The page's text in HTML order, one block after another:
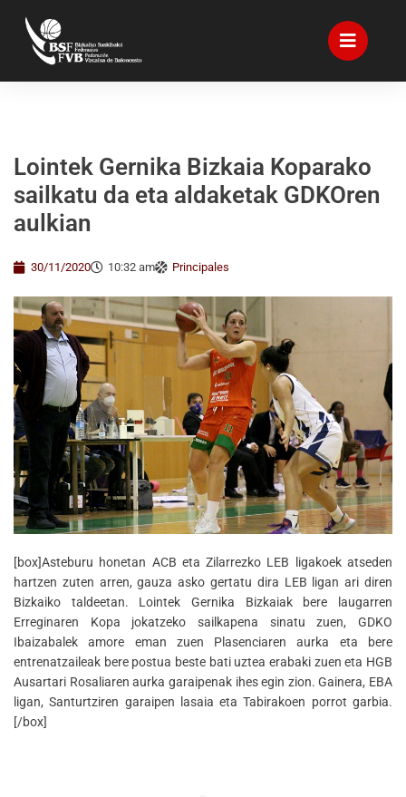
Lointek Gernika Bizkaia Koparako
sailkatu da eta aldaketak GDKOren
aulkian
30/11/2020 10:32 am Principales
[box]Asteburu honetan ACB eta Zilarrezko LEB ligakoek atseden
hartzen zuten arren, gauza asko gertatu dira LEB ligan ari diren
Bizkaiko taldeetan. Lointek Gernika Bizkaiak bere laugarren
Erreginaren Kopa jokatzeko sailkapena sinatu zuen, GDKO
Ibaizabalek amore eman zuen Plasenciaren aurka eta bere
entrenatzaileak bere postua beste bati uztea erabaki zuen eta HGB
Ausartari Rosaliaren aurka garaipenak ihes egin zion. Gainera, EBA
ligan, Santurtziren garaipen lasaia eta Tabirakoen porrot garbia.
[/box]